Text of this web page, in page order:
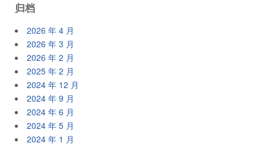
归档
2026 年 4 月
2026 年 3 月
2026 年 2 月
2025 年 2 月
2024 年 12 月
2024 年 9 月
2024 年 6 月
2024 年 5 月
2024 年 1 月